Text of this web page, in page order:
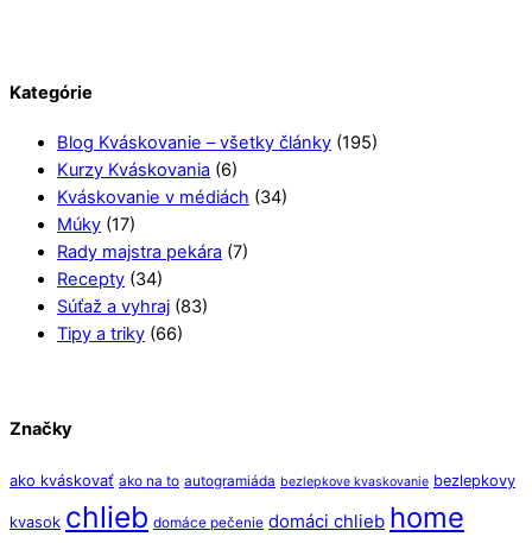
Kategórie
Blog Kváskovanie – všetky články (195)
Kurzy Kváskovania (6)
Kváskovanie v médiách (34)
Múky (17)
Rady majstra pekára (7)
Recepty (34)
Súťaž a vyhraj (83)
Tipy a triky (66)
Značky
ako kváskovať ako na to autogramiáda bezlepkove kvaskovanie bezlepkovy
kvasok chlieb domáce pečenie domáci chlieb home